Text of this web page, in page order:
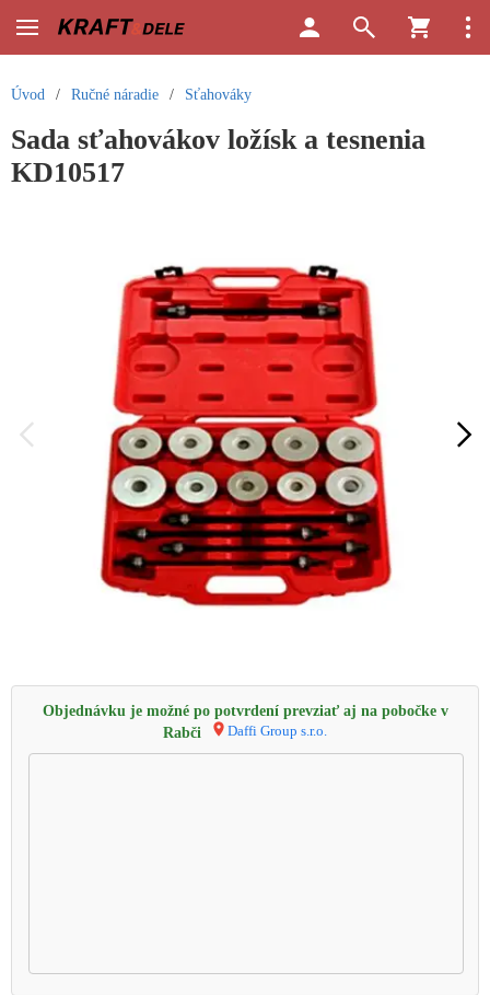
Úvod / Ručné náradie / Sťahováky
Sada sťahovákov ložísk a tesnenia
KD10517
Objednávku je možné po potvrdení prevziať aj na pobočke v
Rabči
Daffi Group s.r.o.